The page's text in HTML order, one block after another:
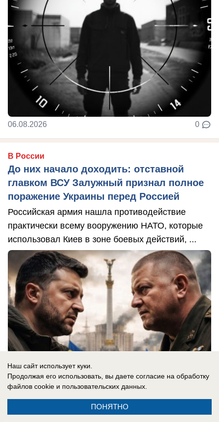
06.08.2026 0
В России
До них начало доходить: отставной
главком ВСУ Залужный признал полное
поражение Украины перед Россией
Российская армия нашла противодействие
практически всему вооружению НАТО, которые
использовал Киев в зоне боевых действий, ...
Наш сайт использует куки.
Продолжая его использовать, вы даете согласие на обработку
файлов cookie и пользовательских данных.
ПОНЯТНО